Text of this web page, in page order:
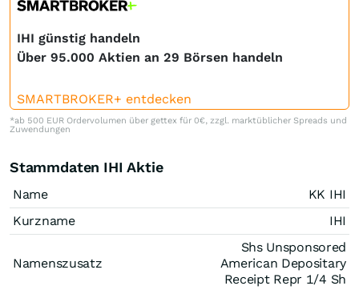
IHI günstig handeln
Über 95.000 Aktien an 29 Börsen handeln
SMARTBROKER+ entdecken
*ab 500 EUR Ordervolumen über gettex für 0€, zzgl. marktüblicher Spreads und
Zuwendungen
Stammdaten IHI Aktie
Name
KK IHI
Kurzname
IHI
Namenszusatz
Shs Unsponsored
American Depositary
Receipt Repr 1/4 Sh